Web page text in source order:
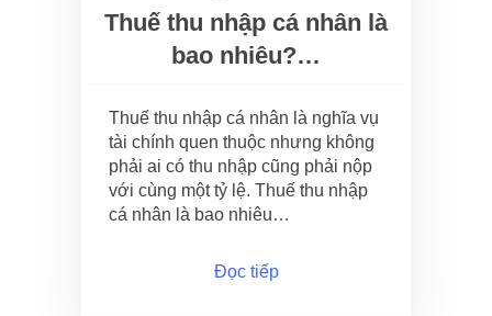
Thuế thu nhập cá nhân là
bao nhiêu?…
Thuế thu nhập cá nhân là nghĩa vụ
tài chính quen thuộc nhưng không
phải ai có thu nhập cũng phải nộp
với cùng một tỷ lệ. Thuế thu nhập
cá nhân là bao nhiêu…
Đọc tiếp